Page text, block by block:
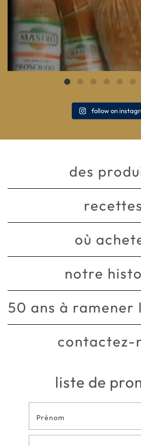
follow on
des
recettes
où
notre
50 ans à
contactez-
liste de
Formulaire
de contact